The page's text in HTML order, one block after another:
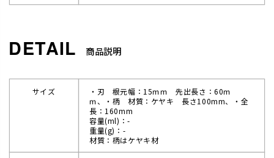
商品説明
サイズ
・刃 根元幅：15ｍｍ 先出長さ：60ｍ
ｍ、・柄 材質：ケヤキ 長さ100mm、・全
長：160mm
容量(ml)：-
重量(g)：-
材質：柄はケヤキ材